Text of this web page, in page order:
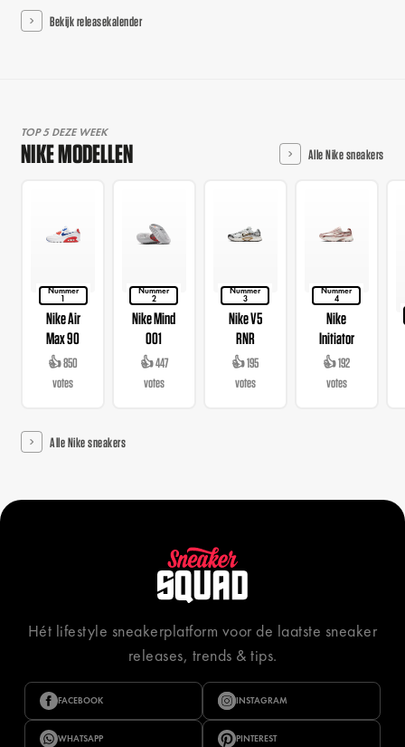
Bekijk releasekalender
TOP 5 DEZE WEEK
NIKE MODELLEN Alle Nike sneakers
Nummer
1
Nike Air
Max 90
👍 850
votes
Nummer
2
Nike Mind
001
👍 447
votes
Nummer
3
Nike V5
RNR
👍 195
votes
Nummer
4
Nike
Initiator
👍 192
votes
Alle Nike sneakers
Hét lifestyle sneakerplatform voor de laatste sneaker
releases, trends & tips.
FACEBOOK INSTAGRAM
WHATSAPP PINTEREST